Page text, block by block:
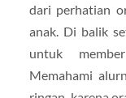
dari perhatian
anak. Di balik
untuk
Memahami